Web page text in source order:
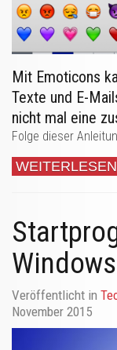
Mit Emoticons
Texte und E-
nicht mal eine
Folge dieser
WEITERLESEN
Veröffentlicht in
November 2015